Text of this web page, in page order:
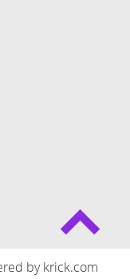
by krick.com